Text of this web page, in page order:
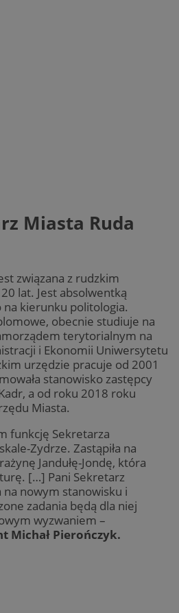
Miasta Ruda
związana z rudzkim
lat. Jest absolwentką
kierunku politologia.
obecnie studiuje na
terytorialnym na
i Ekonomii Uniwersytetu
urzędzie pracuje od 2001
stanowisko zastępcy
a od roku 2018 roku
Miasta.
funkcję Sekretarza
Zydrze. Zastąpiła na
Jandułę-Jondę, która
[…] Pani Sekretarz
nowym stanowisku i
zadania będą dla niej
wyzwaniem –
Michał Pierończyk.